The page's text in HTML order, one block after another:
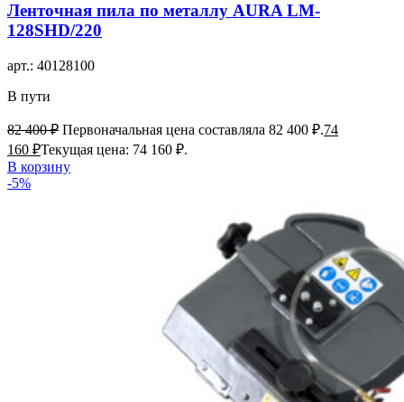
Ленточная пила по металлу AURA LM-
128SHD/220
арт.: 40128100
В пути
82 400₽ Первоначальная цена составляла 82 400 ₽.74
160 ₽Текущая цена: 74 160 ₽.
В корзину
-5%